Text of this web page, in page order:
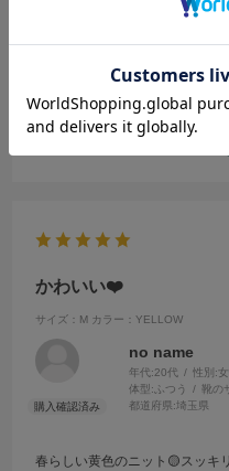
可愛くて細見えするトップスを
えました…
かわいい❤️
サイズ：M カラー：YELLOW
no name
年代:20代 性別:
体型: ふつう 靴の
都道府県:埼玉県
春らしい黄色のニット🟡スッキ